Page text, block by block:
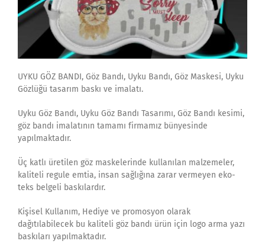
UYKU GÖZ BANDI, Göz Bandı, Uyku Bandı, Göz Maskesi, Uyku
Gözlüğü tasarım baskı ve imalatı.
Uyku Göz Bandı, Uyku Göz Bandı Tasarımı, Göz Bandı kesimi,
göz bandı imalatının tamamı firmamız bünyesinde
yapılmaktadır.
Üç katlı üretilen göz maskelerinde kullanılan malzemeler,
kaliteli regule emtia, insan sağlığına zarar vermeyen eko-
teks belgeli baskılardır.
Kişisel Kullanım, Hediye ve promosyon olarak
dağıtılabilecek bu kaliteli göz bandı ürün için logo arma yazı
baskıları yapılmaktadır.